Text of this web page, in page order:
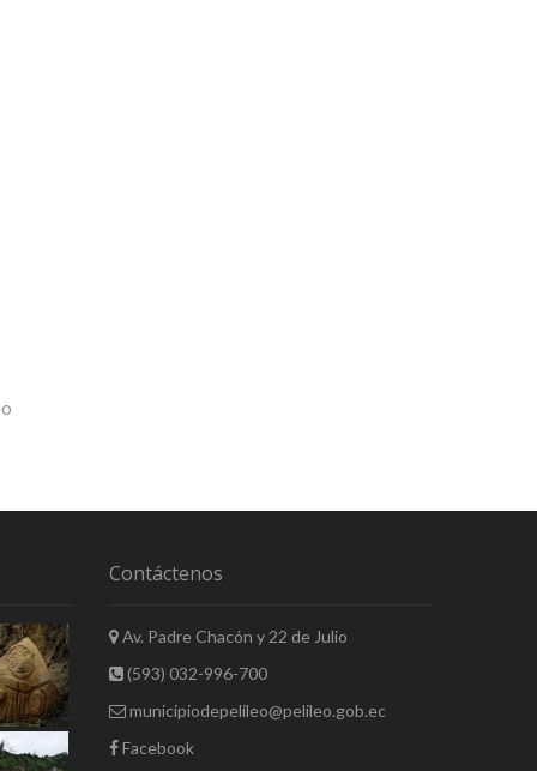
Contáctenos
Av. Padre Chacón y 22 de Julio
(593) 032-996-700
municipiodepelileo@pelileo.gob.ec
Facebook